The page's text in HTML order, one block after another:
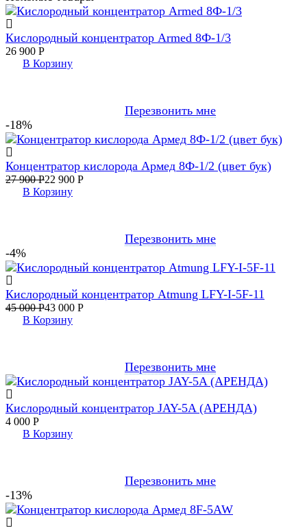
Кислородный концентратор Armed 8Ф-1/3
26 900 Р
В Корзину
Перезвонить мне
-18%
Концентратор кислорода Армед 8Ф-1/2 (цвет бук)
27 900Р22 900 Р
В Корзину
Перезвонить мне
-4%
Кислородный концентратор Atmung LFY-I-5F-11
45 000Р43 000 Р
В Корзину
Перезвонить мне
Кислородный концентратор JAY-5A (АРЕНДА)
4 000 Р
В Корзину
Перезвонить мне
-13%